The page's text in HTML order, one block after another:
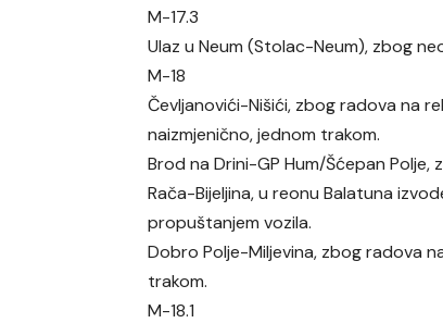
M-17.3
Ulaz u Neum (Stolac-Neum), zbog
M-18
Čevljanovići-Nišići, zbog radova na
naizmjenično, jednom trakom.
Brod na Drini-GP Hum/Šćepan
Rača-Bijeljina, u reonu Balatuna
propuštanjem vozila.
Dobro Polje-Miljevina, zbog radova
trakom.
M-18.1